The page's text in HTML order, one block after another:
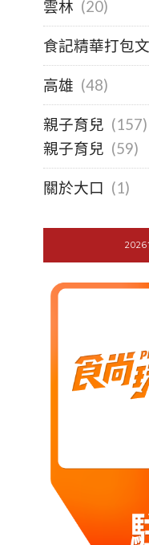
雲林 (20)
食記精華打包文
高雄 (48)
親子育兒 (157)
親子育兒 (59)
關於大口 (1)
2026